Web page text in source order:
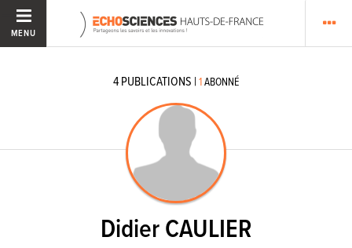
MENU
4PUBLICATIONS | 1ABONNÉ
Didier CAULIER